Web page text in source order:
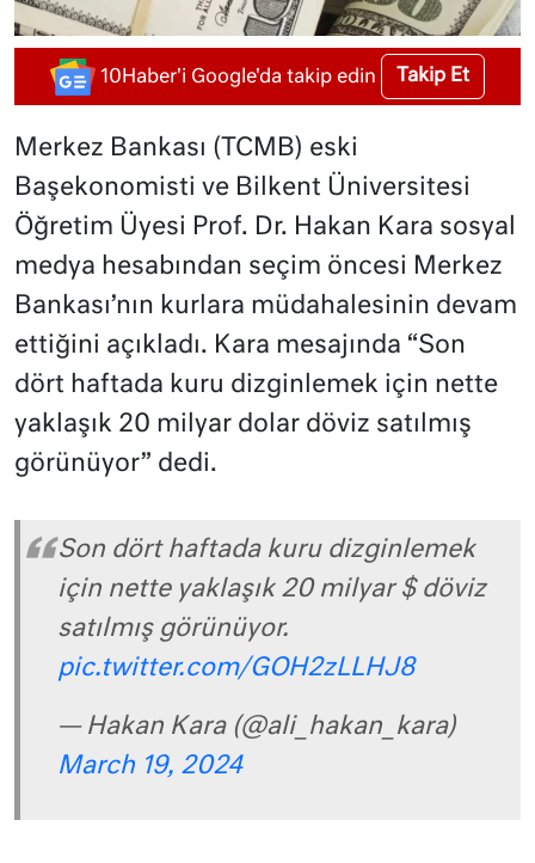
10Haber'i Google'da takip edin Takip Et
Merkez Bankası (TCMB) eski
Başekonomisti ve Bilkent Üniversitesi
Öğretim Üyesi Prof. Dr. Hakan Kara sosyal
medya hesabından seçim öncesi Merkez
Bankası’nın kurlara müdahalesinin devam
ettiğini açıkladı. Kara mesajında “Son
dört haftada kuru dizginlemek için nette
yaklaşık 20 milyar dolar döviz satılmış
görünüyor” dedi.
Son dört haftada kuru dizginlemek
için nette yaklaşık 20 milyar $ döviz
satılmış görünüyor.
pic.twitter.com/GOH2zLLHJ8
— Hakan Kara (@ali_hakan_kara)
March 19, 2024